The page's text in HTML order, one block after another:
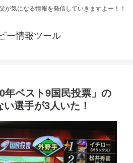
が気になる情報を発信していきますよー！！
ー情報ツール
年ベスト9国民投票」の
選手が3人いた！